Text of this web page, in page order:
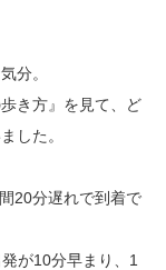
分。
き方』を見て、ど
した。
20分遅れで到着で
が10分早まり、1